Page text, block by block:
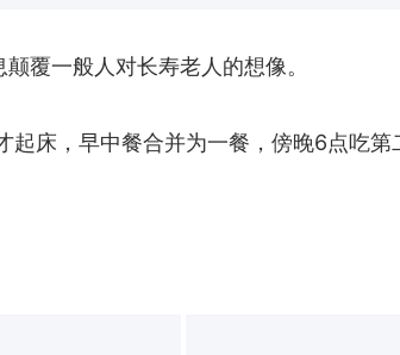
覆一般人对长寿老人的想像。
床，早中餐合并为一餐，傍晚6点吃第